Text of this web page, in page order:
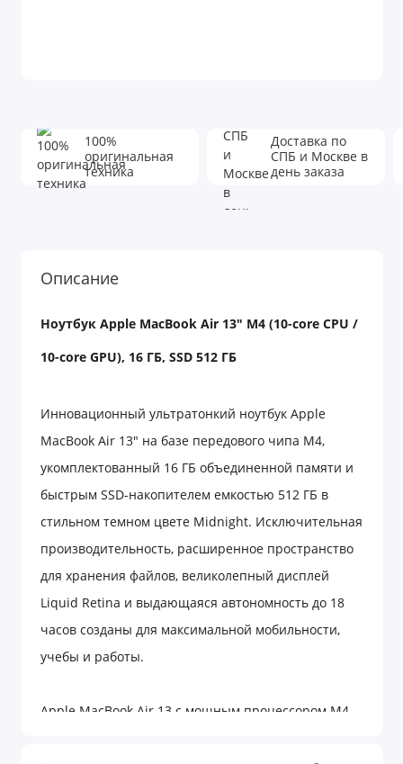
100%
оригинальная
техника
Доставка по
СПБ и Москве в
день заказа
Описание
Ноутбук Apple MacBook Air 13" M4 (10-core CPU /
10-core GPU), 16 ГБ, SSD 512 ГБ
Инновационный ультратонкий ноутбук Apple
MacBook Air 13" на базе передового чипа M4,
укомплектованный 16 ГБ объединенной памяти и
быстрым SSD-накопителем емкостью 512 ГБ в
стильном темном цвете Midnight. Исключительная
производительность, расширенное пространство
для хранения файлов, великолепный дисплей
Liquid Retina и выдающаяся автономность до 18
часов созданы для максимальной мобильности,
учебы и работы.
Apple MacBook Air 13 с мощным процессором M4